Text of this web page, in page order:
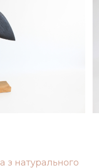
з натурального